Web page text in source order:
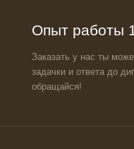
Опыт работы
Заказать у нас ты
задачки и ответа до
обращайся!